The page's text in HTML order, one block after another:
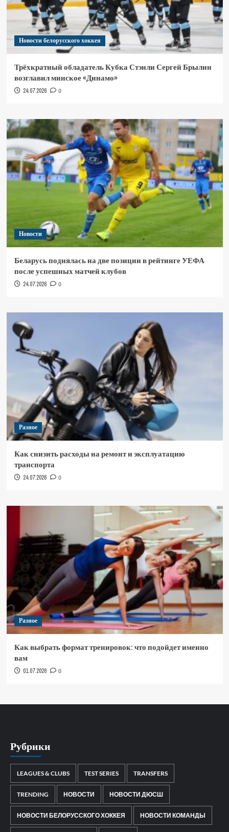
Новости белорусского хоккея
Трёхкратный обладатель Кубка Стэнли Сергей Брылин
возглавил минское «Динамо»
24.07.2026 0
Новости
Беларусь поднялась на две позиции в рейтинге УЕФА
после успешных матчей клубов
24.07.2026 0
Разное
Как снизить расходы на ремонт и эксплуатацию
транспорта
24.07.2026 0
Разное
Как выбрать формат тренировок: что подойдет именно
вам
01.07.2026 0
Рубрики
LEAGUES & CLUBS TEST SERIES TRANSFERS
TRENDING НОВОСТИ НОВОСТИ ДЮСШ
НОВОСТИ БЕЛОРУССКОГО ХОККЕЯ НОВОСТИ КОМАНДЫ